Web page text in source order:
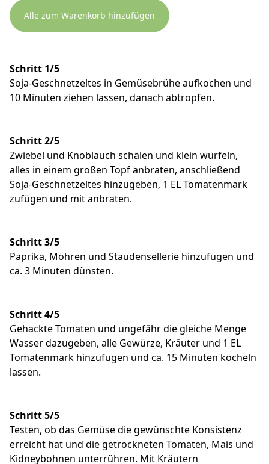
Alle zum Warenkorb hinzufügen
Schritt 1/5
Soja-Geschnetzeltes in Gemüsebrühe aufkochen und
10 Minuten ziehen lassen, danach abtropfen.
Schritt 2/5
Zwiebel und Knoblauch schälen und klein würfeln,
alles in einem großen Topf anbraten, anschließend
Soja-Geschnetzeltes hinzugeben, 1 EL Tomatenmark
zufügen und mit anbraten.
Schritt 3/5
Paprika, Möhren und Staudensellerie hinzufügen und
ca. 3 Minuten dünsten.
Schritt 4/5
Gehackte Tomaten und ungefähr die gleiche Menge
Wasser dazugeben, alle Gewürze, Kräuter und 1 EL
Tomatenmark hinzufügen und ca. 15 Minuten köcheln
lassen.
Schritt 5/5
Testen, ob das Gemüse die gewünschte Konsistenz
erreicht hat und die getrockneten Tomaten, Mais und
Kidneybohnen unterrühren. Mit Kräutern